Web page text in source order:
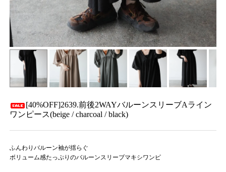
[40%OFF]2639.前後2WAYバルーンスリーブAライン
ワンピース(beige / charcoal / black)
ふんわりバルーン袖が揺らぐ
ボリューム感たっぷりのバルーンスリーブマキシワンピ